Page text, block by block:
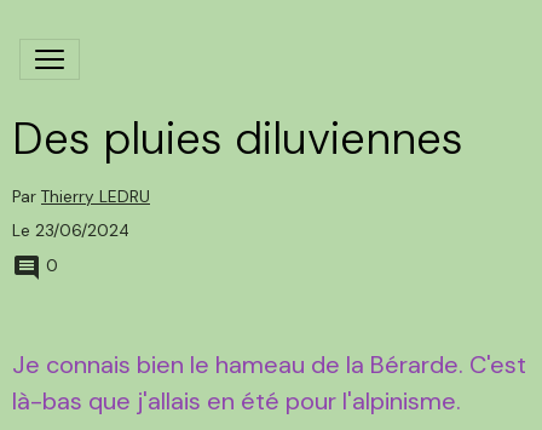
Des pluies diluviennes
Par Thierry LEDRU
Le 23/06/2024
0
Je connais bien le hameau de la Bérarde. C'est
là-bas que j'allais en été pour l'alpinisme.